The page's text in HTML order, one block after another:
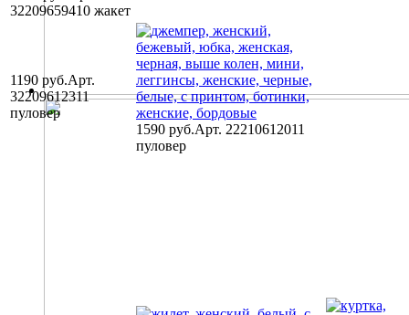
32209659410 жакет
1190 руб.Арт.
32209612311
пуловер
1590 руб.Арт. 22210612011
пуловер